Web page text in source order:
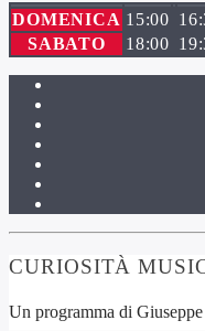
DOMENICA 15:00
SABATO
18:00
CURIOSITÀ
Un programma di